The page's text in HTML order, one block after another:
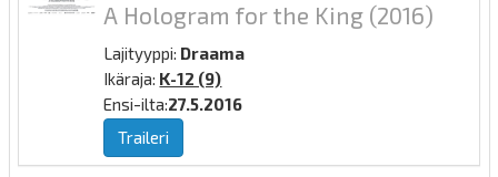
A Hologram for the King (2016)
Lajityyppi: Draama
Ikäraja: K-12 (9)
Ensi-ilta:27.5.2016
Traileri